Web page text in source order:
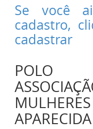
Se você
cadastro,
cadastrar
POLO
APARECIDA